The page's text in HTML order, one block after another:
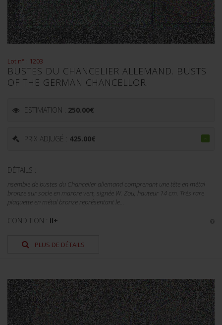
Lot n° : 1203
BUSTES DU CHANCELIER ALLEMAND. BUSTS
OF THE GERMAN CHANCELLOR.
ESTIMATION : 250.00€
PRIX ADJUGÉ : 425.00€
DÉTAILS :
nsemble de bustes du Chancelier allemand comprenant une tête en métal
bronze sur socle en marbre vert, signée W. Zou, hauteur 14 cm. Très rare
plaquette en métal bronze représentant le...
CONDITION : II+
PLUS DE DÉTAILS